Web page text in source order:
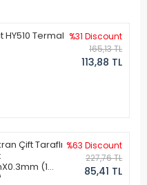
Termal %31 Discount
165,13 TL
113,88 TL
Çift Taraflı
(1
%63 Discount
227,76 TL
85,41 TL